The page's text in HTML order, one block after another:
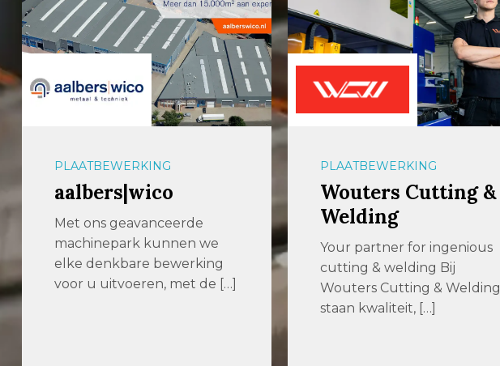
PLAATBEWERKING
aalbers|wico
Met ons geavanceerde
machinepark kunnen we
elke denkbare bewerking
voor u uitvoeren, met de […]
PLAATBEWERKING
Wouters Cutting &
Welding
Your partner for ingenious
cutting & welding Bij
Wouters Cutting & Welding
staan kwaliteit, […]